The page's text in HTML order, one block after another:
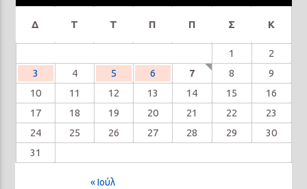
Δ Τ Τ Π Π Σ Κ
1
2
3
4 5 6 7 8
9
10
11 12 13 14 15
16
17
18 19 20 21 22
23
24
25 26 27 28 29
30
31
« Ιούλ